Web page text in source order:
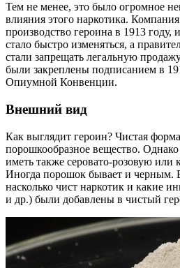
Тем не менее, это было огромное
влияния этого наркотика.
производство героина в 1913 году,
стало быстро изменяться, а
стали запрещать легальную
были закреплены подписанием в
Опиумной Конвенции.
Внешний вид
Как выглядит героин? Чистая
порошкообразное вещество.
иметь также серовато-розовую или
Иногда порошок бывает и черным.
насколько чист наркотик и какие
и др.) были добавлены в чистый